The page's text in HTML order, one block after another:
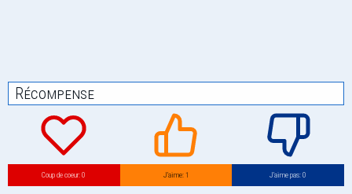
Récompense
Coup de coeur: 0 J’aime: 1 J’aime pas: 0